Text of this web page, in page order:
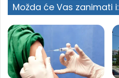
Možda će Vas zanimati i: